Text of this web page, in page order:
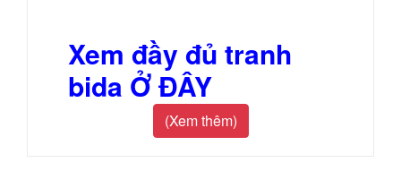
Xem đầy đủ tranh
bida Ở ĐÂY
(Xem thêm)